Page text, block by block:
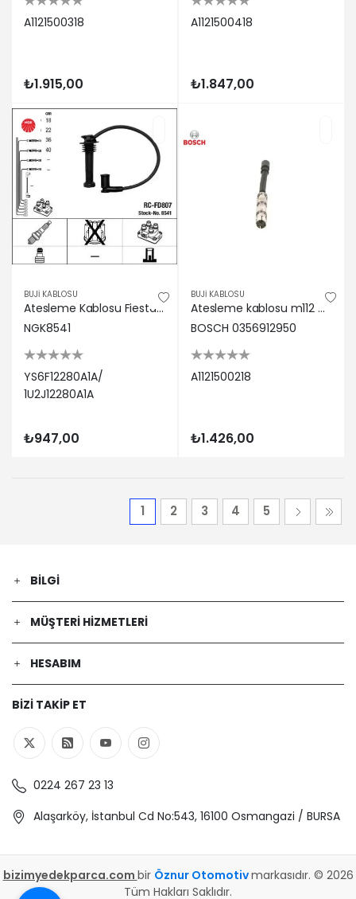
A1121500318
₺1.915,00
A1121500418
₺1.847,00
BUJİ KABLOSU
Atesleme Kablosu Fiesta-focus-fusion-mondeo-zetec YS6F12280A1A/ 1U2J12280A1A
NGK8541
YS6F12280A1A/
1U2J12280A1A
₺947,00
BUJİ KABLOSU
Atesleme kablosu m112 w202 w203 w210 w220 w163 bosch a1121500218
BOSCH 0356912950
A1121500218
₺1.426,00
1 2 3 4 5
BILGI
MÜŞTERI HIZMETLERI
HESABIM
BIZI TAKIP ET
0224 267 23 13
Alaşarköy, İstanbul Cd No:543, 16100 Osmangazi / BURSA
bizimyedekparca.com bir Öznur Otomotivmarkasıdır. © 2026
Tüm Hakları Saklıdır.